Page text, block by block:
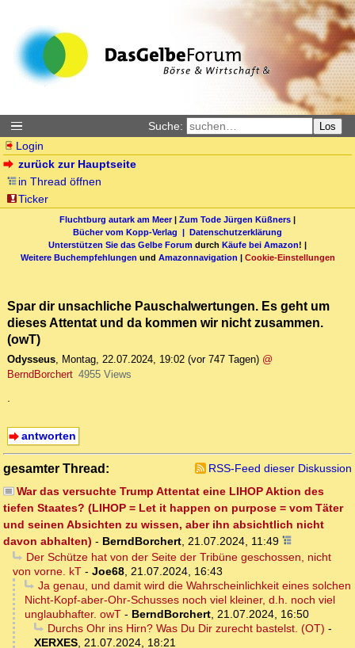
Suche: Los
Login
zurück zur Hauptseite
in Thread öffnen
Ticker
Fluchtburg autark am Meer| Zum Tode Jürgen Küßners |
Bücher vom Kopp-Verlag | Datenschutzerklärung
Unterstützen Sie das Gelbe Forum durch Käufe bei Amazon! |
Weitere Buchempfehlungen und Amazonnavigation | Cookie-Einstellungen
Spar dir unsachliche Pauschalwertungen. Es geht um
dieses Attentat und da kommen wir nicht zusammen.
(owT)
Odysseus, Montag, 22.07.2024, 19:02 (vor 747 Tagen) @
BerndBorchert 4955 Views
.
antworten
gesamter Thread:
RSS-Feed dieser Diskussion
War das versuchte Trump Attentat eine LIHOP Aktion des
tiefen Staates? (LIHOP = Let it happen on purpose = vom Täter
und seinen Absichten zu wissen, aber ihn absichtlich nicht
davon abhalten) - BerndBorchert, 21.07.2024, 11:49
Der Schütze hat von der Seite der Tribüne geschossen, nicht
von vorne. kT - Joe68, 21.07.2024, 16:43
Ja genau, und damit wird die Wahrscheinlichkeit eines solchen
Nicht-Kopf-aber-Ohr-Schusses noch viel kleiner, d.h. noch viel
unglaubhafter. owT - BerndBorchert, 21.07.2024, 16:50
Durchs Ohr ins Hirn? Was Du Dir zurecht bastelst. (OT) -
XERXES, 21.07.2024, 18:21